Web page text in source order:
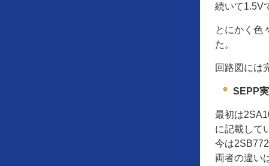
続いて1.5V
とにかく色
た。
回路図には
SEPP
最初は
に記載して
今は
両者の違い